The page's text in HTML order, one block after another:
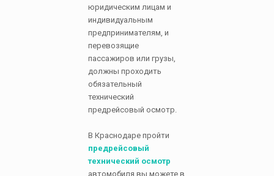
юридическим лицам и
индивидуальным
предпринимателям, и
перевозящие
пассажиров или грузы,
должны проходить
обязательный
технический
предрейсовый осмотр.
В Краснодаре пройти
предрейсовый
технический осмотр
автомобиля вы можете в